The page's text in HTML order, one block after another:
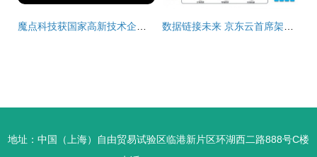
魔点科技获国家高新技术企业认定，深耕互联网数据服务领域 数据链接未来 京东云首席架构师杨海明谈云+移动互联网的化学反应
地址：中国（上海）自由贸易试验区临港新片区环湖西二路888号C楼